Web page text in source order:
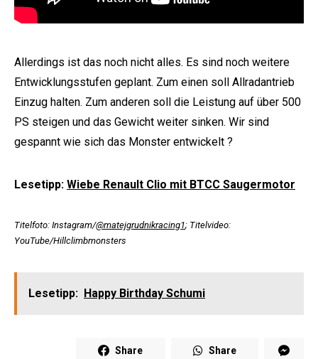
Allerdings ist das noch nicht alles. Es sind noch weitere
Entwicklungsstufen geplant. Zum einen soll Allradantrieb
Einzug halten. Zum anderen soll die Leistung auf über 500
PS steigen und das Gewicht weiter sinken. Wir sind
gespannt wie sich das Monster entwickelt ?
Lesetipp: Wiebe Renault Clio mit BTCC Saugermotor
Titelfoto: Instagram/@matejgrudnikracing1; Titelvideo:
YouTube/Hillclimbmonsters
Lesetipp: Happy Birthday Schumi
Share Share